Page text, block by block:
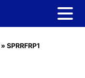
» SPRRFRP1